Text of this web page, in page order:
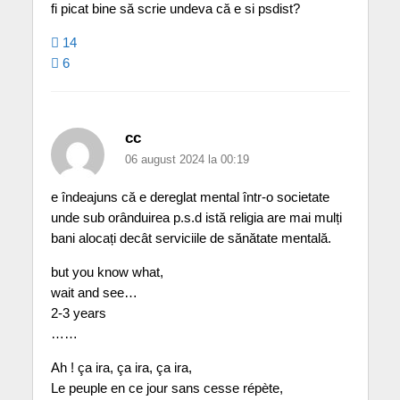
fi picat bine să scrie undeva că e si psdist?
14
6
cc
06 august 2024 la 00:19
e îndeajuns că e dereglat mental într-o societate
unde sub orânduirea p.s.d istă religia are mai mulți
bani alocați decât serviciile de sănătate mentală.
but you know what,
wait and see…
2-3 years
……
Ah ! ça ira, ça ira, ça ira,
Le peuple en ce jour sans cesse répète,